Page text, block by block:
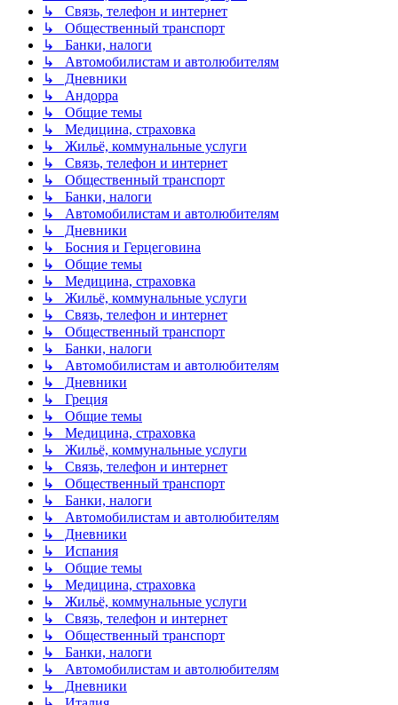
↳ Связь, телефон и интернет
↳ Общественный транспорт
↳ Банки, налоги
↳ Автомобилистам и автолюбителям
↳ Дневники
↳ Андорра
↳ Общие темы
↳ Медицина, страховка
↳ Жильё, коммунальные услуги
↳ Связь, телефон и интернет
↳ Общественный транспорт
↳ Банки, налоги
↳ Автомобилистам и автолюбителям
↳ Дневники
↳ Босния и Герцеговина
↳ Общие темы
↳ Медицина, страховка
↳ Жильё, коммунальные услуги
↳ Связь, телефон и интернет
↳ Общественный транспорт
↳ Банки, налоги
↳ Автомобилистам и автолюбителям
↳ Дневники
↳ Греция
↳ Общие темы
↳ Медицина, страховка
↳ Жильё, коммунальные услуги
↳ Связь, телефон и интернет
↳ Общественный транспорт
↳ Банки, налоги
↳ Автомобилистам и автолюбителям
↳ Дневники
↳ Испания
↳ Общие темы
↳ Медицина, страховка
↳ Жильё, коммунальные услуги
↳ Связь, телефон и интернет
↳ Общественный транспорт
↳ Банки, налоги
↳ Автомобилистам и автолюбителям
↳ Дневники